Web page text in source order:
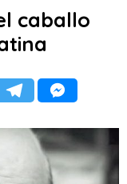
caballo